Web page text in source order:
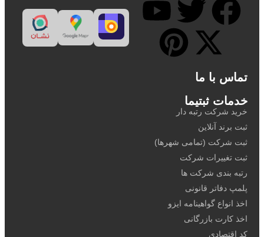
تماس با ما
خدمات ثبتیما
خرید شرکت رتبه دار
ثبت برند آنلاین
ثبت شرکت (تمامی شهرها)
ثبت تغییرات شرکت
رتبه بندی شرکت ها
پلمپ دفاتر قانونی
اخذ انواع گواهینامه ایزو
اخذ کارت بازرگانی
کد اقتصادی